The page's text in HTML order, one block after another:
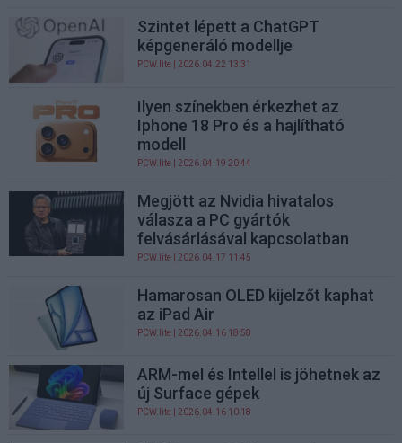
Szintet lépett a ChatGPT
képgeneráló modellje
PCW.lite | 2026.04.22 13:31
Ilyen színekben érkezhet az
Iphone 18 Pro és a hajlítható
modell
PCW.lite | 2026.04.19 20:44
Megjött az Nvidia hivatalos
válasza a PC gyártók
felvásárlásával kapcsolatban
PCW.lite | 2026.04.17 11:45
Hamarosan OLED kijelzőt kaphat
az iPad Air
PCW.lite | 2026.04.16 18:58
ARM-mel és Intellel is jöhetnek az
új Surface gépek
PCW.lite | 2026.04.16 10:18